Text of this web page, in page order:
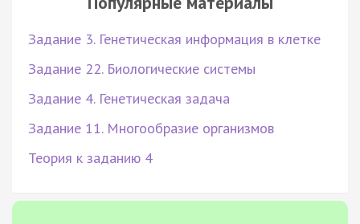
Задание 3. Генетическая информация в клетке
Задание 22. Биологические системы
Задание 4. Генетическая задача
Задание 11. Многообразие организмов
Теория к заданию 4